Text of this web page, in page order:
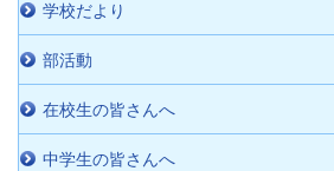
学校だより
部活動
在校生の皆さんへ
中学生の皆さんへ